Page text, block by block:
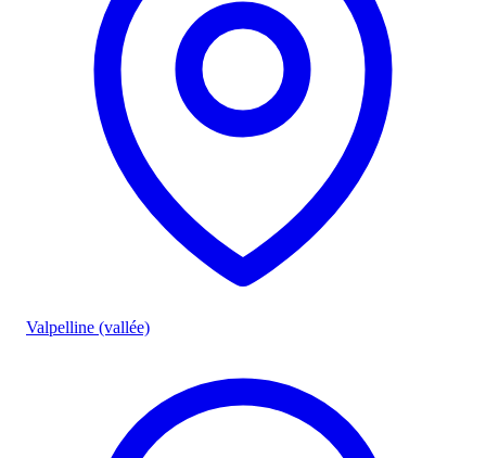
Valpelline (vallée)